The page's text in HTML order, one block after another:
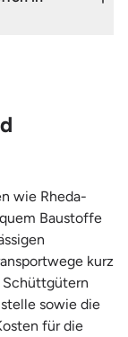
wie Rheda-
Baustoffe
kurz
Schüttgütern
sowie die
für die